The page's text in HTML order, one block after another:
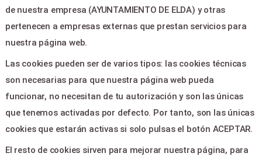
LEGAL & PAGOS
Ayuda
Aviso legal
Política de privacidad
Contactar
CONTACTO
de nuestra empresa (AYUNTAMIENTO DE ELDA) y otras
pertenecen a empresas externas que prestan servicios para
nuestra página web.
Las cookies pueden ser de varios tipos: las cookies técnicas
son necesarias para que nuestra página web pueda
funcionar, no necesitan de tu autorización y son las únicas
que tenemos activadas por defecto. Por tanto, son las únicas
cookies que estarán activas si solo pulsas el botón ACEPTAR.
El resto de cookies sirven para mejorar nuestra página, para